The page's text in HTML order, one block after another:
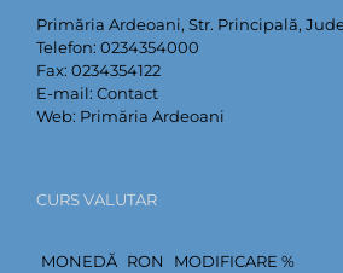
Primăria Ardeoani, Str. Principală,
Telefon: 0234354000
Fax: 0234354122
E-mail: Contact
Web: Primăria Ardeoani
CURS VALUTAR
MONEDĂ RON
MODIFICARE %